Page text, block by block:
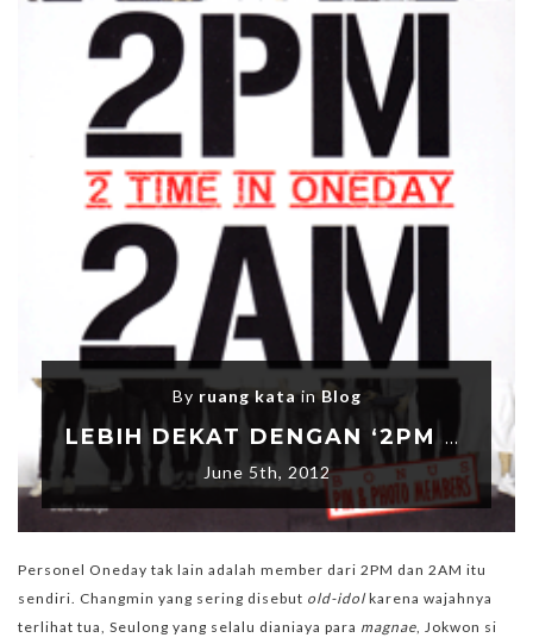
By ruang katainBlog
LEBIH DEKAT DENGAN ‘2PM & 2AM IN ONEDAY’
June 5th, 2012
Personel Oneday tak lain adalah member dari 2PM dan 2AM itu
sendiri. Changmin yang sering disebut old-idolkarena wajahnya
terlihat tua, Seulong yang selalu dianiaya para magnae , Jokwon si